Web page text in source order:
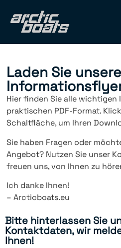
Laden Sie
Hier finden Sie alle wichtigen
praktischen PDF-Format.
Schaltfläche, um Ihren
Sie haben Fragen oder
Angebot? Nutzen Sie unser
freuen uns, von Ihnen zu
Ich danke Ihnen!
– Arcticboats.eu
Bitte hinterlassen Sie
Kontaktdaten, wir
Ihnen!